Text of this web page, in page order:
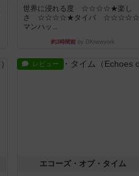
世界に浸れる度 ☆☆☆☆★楽し
さ ☆☆☆☆★タイパ ☆☆☆☆☆
マンハッ...
約3時間前by DKnewyork
レビュー
エコーズ・オブ・タイム